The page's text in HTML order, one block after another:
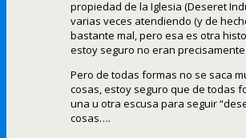
propiedad de la Iglesia (Deseret
varias veces atendiendo (y de
bastante mal, pero esa es otra
estoy seguro no eran
Pero de todas formas no se saca
cosas, estoy seguro que de todas
una u otra escusa para seguir
cosas….